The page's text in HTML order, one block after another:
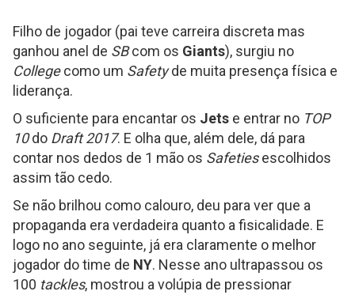
Filho de jogador (pai teve carreira discreta mas
ganhou anel de SBcom os Giants), surgiu no
Collegecomo um Safetyde muita presença física e
liderança.
O suficiente para encantar os Jets e entrar no TOP
10do Draft 2017. E olha que, além dele, dá para
contar nos dedos de 1 mão os Safetiesescolhidos
assim tão cedo.
Se não brilhou como calouro, deu para ver que a
propaganda era verdadeira quanto a fisicalidade. E
logo no ano seguinte, já era claramente o melhor
jogador do time de NY. Nesse ano ultrapassou os
100 tackles, mostrou a volúpia de pressionar